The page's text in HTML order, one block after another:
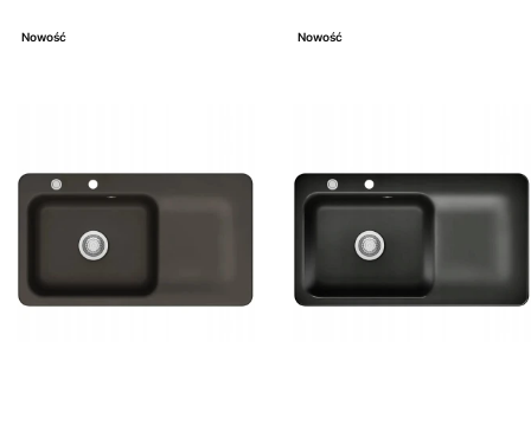
Nowość Nowość